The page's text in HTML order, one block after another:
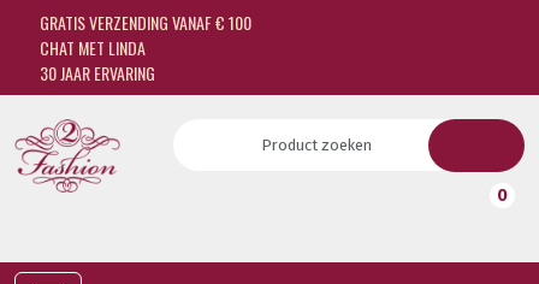
GRATIS VERZENDING VANAF € 100
CHAT MET LINDA
30 JAAR ERVARING
0